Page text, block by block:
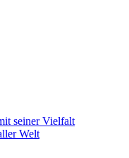
seiner Vielfalt
Welt